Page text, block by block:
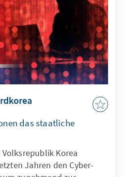
das staatliche
Korea
Jahren den Cyber-